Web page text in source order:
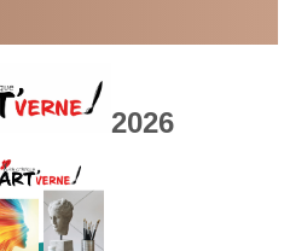
2026